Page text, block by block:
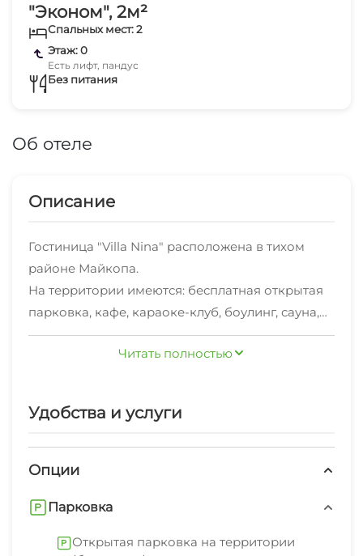
"Эконом", 2м²
Спальных мест: 2
Этаж: 0
Есть лифт, пандус
Без питания
Об отеле
Описание
Гостиница "Villa Nina" расположена в тихом
районе Майкопа.
На территории имеются: бесплатная открытая
парковка, кафе, караоке-клуб, боулинг, сауна,
зона для барбекю и банкетный зал на 400
Приезжайте - мы всегда рады видеть Вас!
Читать полностью
Удобства и услуги
Опции
Парковка
Открытая парковка на территории